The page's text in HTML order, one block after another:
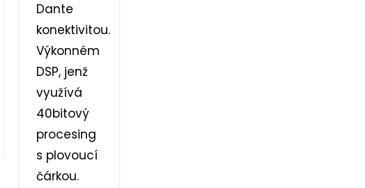
Dante
konektivitou.
Výkonném
DSP, jenž
využívá
40bitový
procesing
s plovoucí
čárkou.